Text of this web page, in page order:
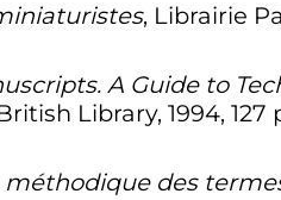
, Librairie
A Guide to
Library, 1994, 127
des